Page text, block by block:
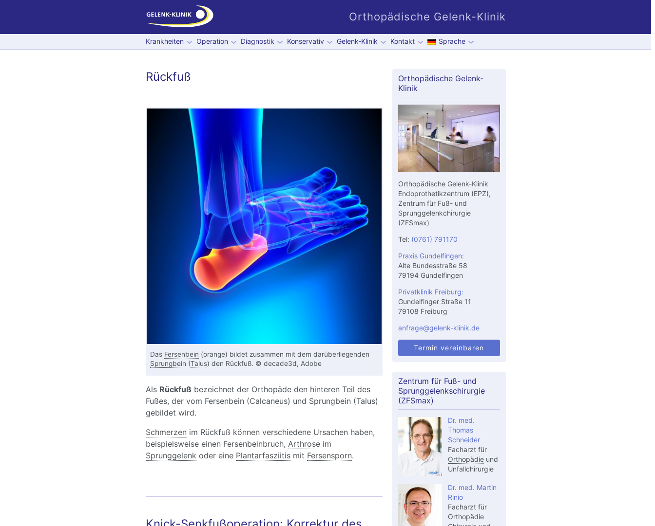
Orthopädische Gelenk-Klinik
Krankheiten Operation Diagnostik Konservativ Gelenk-Klinik Kontakt Sprache
Rückfuß
Das Fersenbein (orange) bildet zusammen mit dem darüberliegenden
Sprungbein (Talus) den Rückfuß. © decade3d, Adobe
Als Rückfuß bezeichnet der Orthopäde den hinteren Teil des
Fußes, der vom Fersenbein (Calcaneus) und Sprungbein (Talus)
gebildet wird.
Schmerzen im Rückfuß können verschiedene Ursachen haben,
beispielsweise einen Fersenbeinbruch, Arthroseim
Sprunggelenkoder eine Plantarfasziitismit Fersensporn.
Orthopädische Gelenk-
Klinik
Orthopädische Gelenk-Klinik
Endoprothetikzentrum (EPZ),
Zentrum für Fuß- und
Sprunggelenkchirurgie
(ZFSmax)
Tel: (0761) 791170
Praxis Gundelfingen:
Alte Bundesstraße 58
79194 Gundelfingen
Privatklinik Freiburg:
Gundelfinger Straße 11
79108 Freiburg
anfrage@gelenk-klinik.de
Termin vereinbaren
Zentrum für Fuß- und
Sprunggelenkschirurgie
(ZFSmax)
Dr. med.
Thomas
Schneider
Facharzt für
Orthopädieund
Unfallchirurgie
Dr. med. Martin
Rinio
Facharzt für
Orthopädie